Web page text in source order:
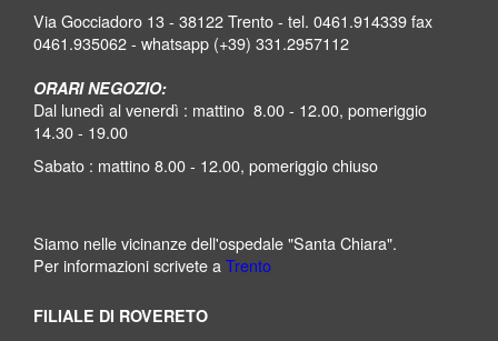
Via Gocciadoro 13 - 38122 Trento - tel. 0461.914339 fax
0461.935062 - whatsapp (+39) 331.2957112
ORARI NEGOZIO:
Dal lunedì al venerdì : mattino 8.00 - 12.00, pomeriggio
14.30 - 19.00
Sabato : mattino 8.00 - 12.00, pomeriggio chiuso
Siamo nelle vicinanze dell'ospedale "Santa Chiara".
Per informazioni scrivete aTrento
FILIALE DI ROVERETO